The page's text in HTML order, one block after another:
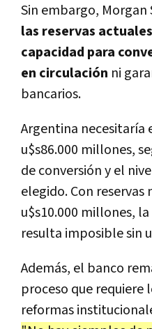
Sin embargo, Morgan
las reservas actuales
capacidad para
en circulación ni
bancarios.
Argentina necesitaría
u$s86.000 millones,
de conversión y el
elegido. Con reservas
u$s10.000 millones,
resulta imposible sin
Además, el banco
proceso que requiere
reformas